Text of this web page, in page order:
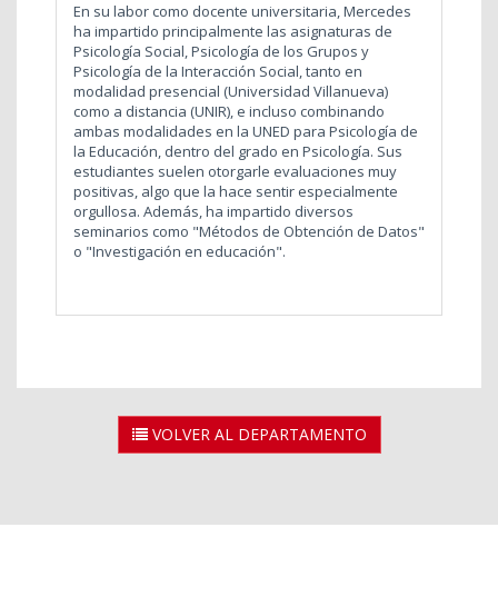
En su labor como docente universitaria, Mercedes
ha impartido principalmente las asignaturas de
Psicología Social, Psicología de los Grupos y
Psicología de la Interacción Social, tanto en
modalidad presencial (Universidad Villanueva)
como a distancia (UNIR), e incluso combinando
ambas modalidades en la UNED para Psicología de
la Educación, dentro del grado en Psicología. Sus
estudiantes suelen otorgarle evaluaciones muy
positivas, algo que la hace sentir especialmente
orgullosa. Además, ha impartido diversos
seminarios como "Métodos de Obtención de Datos"
o "Investigación en educación".
VOLVER AL DEPARTAMENTO